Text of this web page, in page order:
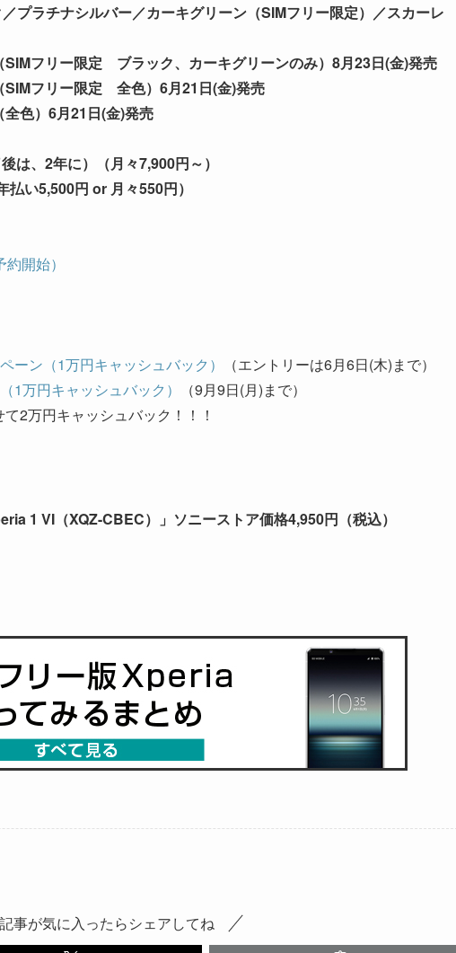
プラチナシルバー／カーキグリーン（SIMフリー限定）／スカーレ
フリー限定 ブラック、カーキグリーンのみ）8月23日(金)発売
フリー限定 全色）6月21日(金)発売
色）6月21日(金)発売
は、2年に）（月々7,900円～）
い5,500円 or 月々550円）
開始）
ーン（1万円キャッシュバック）
（エントリーは6月6日(木)まで）
1万円キャッシュバック）
（9月9日(月)まで）
2万円キャッシュバック！！！
1 VI（XQZ-CBEC）」ソニーストア価格4,950円（税込）
事が気に入ったらシェアしてね